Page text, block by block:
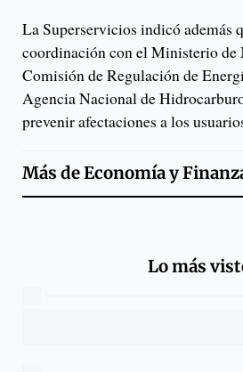
La Superservicios indicó además
coordinación con el Ministerio de
Comisión de Regulación de
Agencia Nacional de
prevenir afectaciones a los
Más deEconomía y
Lo más